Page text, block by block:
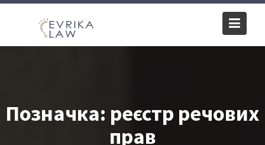
Позначка: реєстр речових
прав